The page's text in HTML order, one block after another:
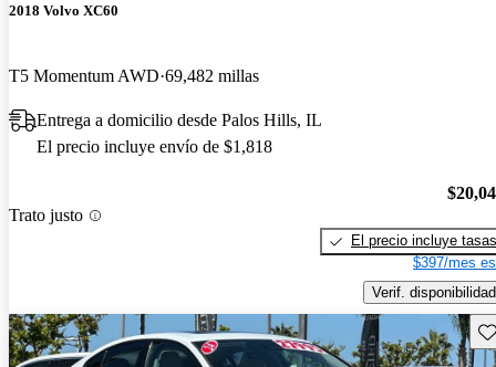
2018 Volvo XC60
T5 Momentum AWD 69,482 millas
Entrega a domicilio desde Palos Hills, IL
El precio incluye envío de $1,818
Trato justo
El precio incluye tasas
$397/mes
Verif. disponibilidad